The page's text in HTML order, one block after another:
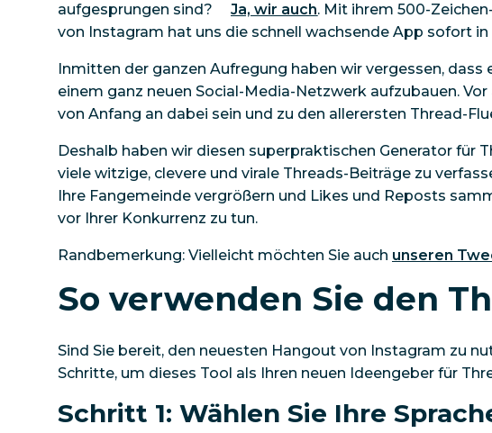
aufgesprungen sind?
Ja, wir auch. Mit ihrem 500-
von Instagram hat uns die schnell wachsende App sofort in
Inmitten der ganzen Aufregung haben wir vergessen, dass
einem ganz neuen Social-Media-Netzwerk aufzubauen.
von Anfang an dabei sein und zu den allerersten Thread-
Deshalb haben wir diesen superpraktischen Generator für
viele witzige, clevere und virale Threads-Beiträge zu
Ihre Fangemeinde vergrößern und Likes und Reposts
vor Ihrer Konkurrenz zu tun.
Randbemerkung: Vielleicht möchten Sie auch unseren
So verwenden Sie den
Sind Sie bereit, den neuesten Hangout von Instagram zu
Schritte, um dieses Tool als Ihren neuen Ideengeber für
Schritt 1: Wählen Sie Ihre